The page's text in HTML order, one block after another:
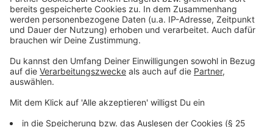
Neue Allgemeinverfügung ab 4. November 2020
Ausnahmeregeln für diese Wälder, Parks und
Anzeige